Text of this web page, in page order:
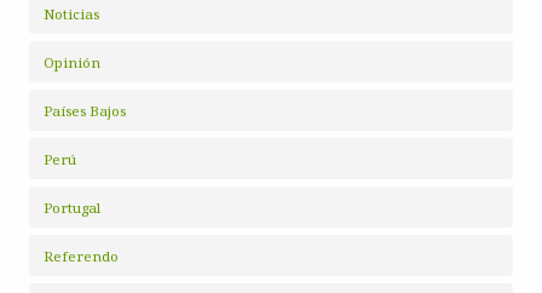
Noticias
Opinión
Países Bajos
Perú
Portugal
Referendo